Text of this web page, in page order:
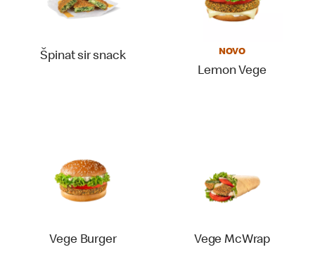
Špinat sir snack NOVO
Lemon Vege
Vege Burger Vege McWrap